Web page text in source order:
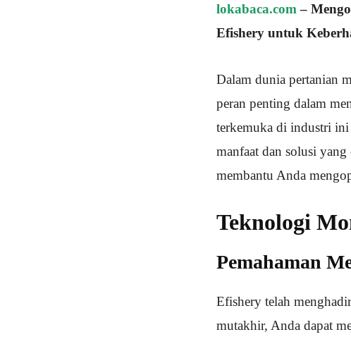
lokabaca.com –
Efishery untuk
Dalam dunia pertanian
peran penting dalam
terkemuka di industri ini
manfaat dan solusi
membantu Anda
Teknologi
Pemahaman
Efishery telah
mutakhir, Anda dapat